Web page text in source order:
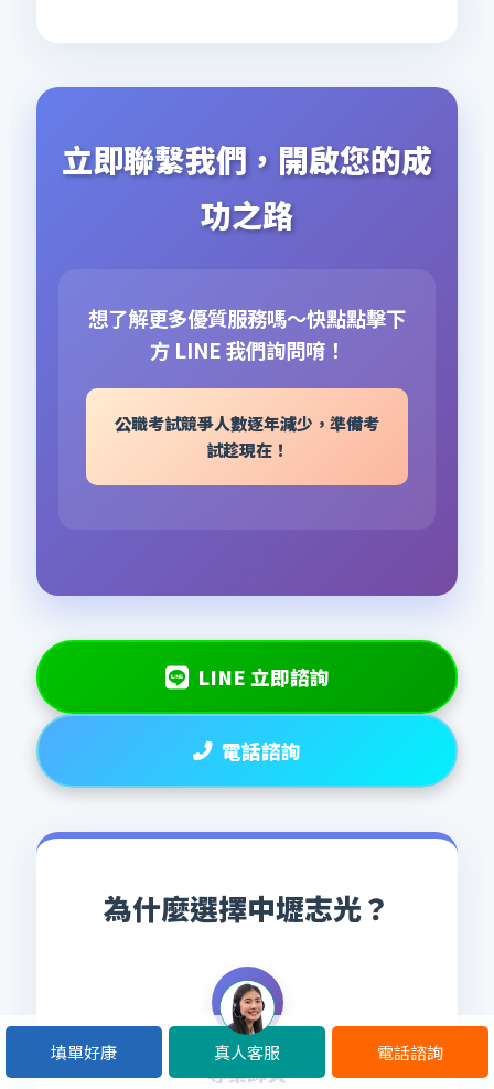
立即聯繫我們，開啟您的成
功之路
想了解更多優質服務嗎～快點點擊下
方 LINE 我們詢問唷！
公職考試競爭人數逐年減少，準備考
試趁現在！
LINE 立即諮詢
電話諮詢
為什麼選擇中壢志光？
✨
專業師資
填單好康 真人客服 電話諮詢